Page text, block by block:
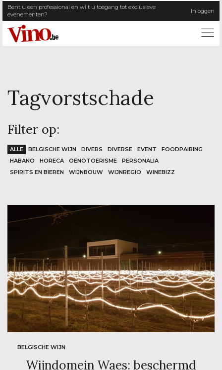
Bent u een professional en wilt u toegang tot exclusieve
evenementen?
Inloggen
Tagvorstschade
Filter op:
ALLE BELGISCHE WIJN DIVERS DIVERSE EVENT
FOODPAIRING
HABANO
HORECA OENOTOERISME
PERSONALIA
SPIRITS EN BIEREN
WIJNBOUW WIJNREGIO WINEBIZZ
BELGISCHE WIJN
Wijndomein Waes: beschermd